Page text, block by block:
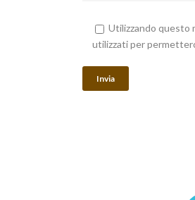
Utilizzando questo
utilizzati per